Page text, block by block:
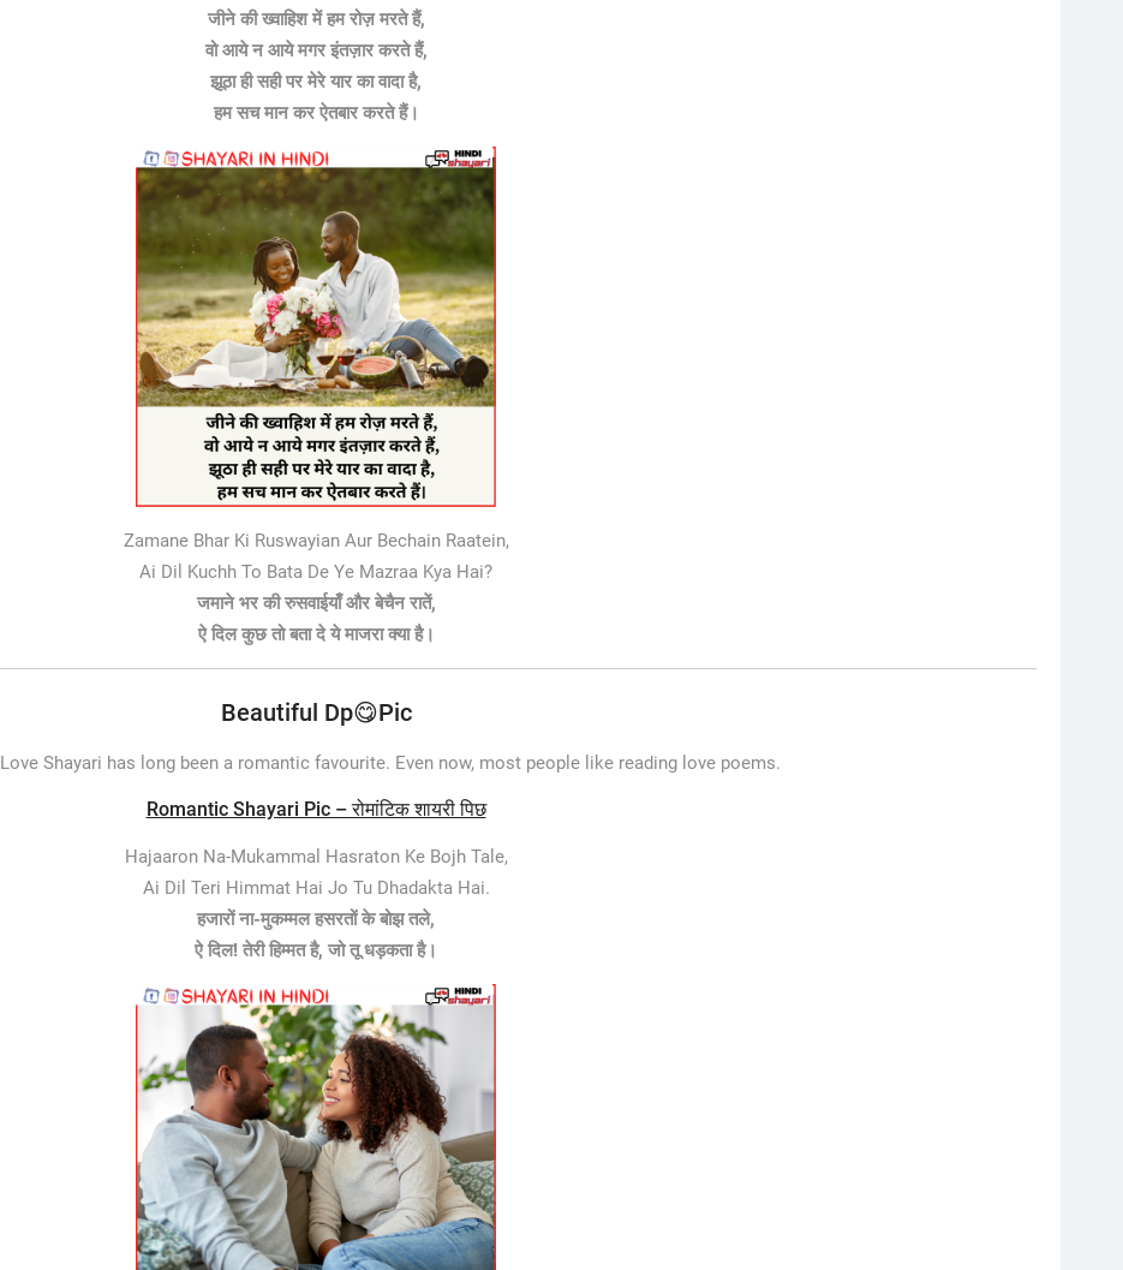
जीने की ख्वाहिश में हम रोज़ मरते हैं,
वो आये न आये मगर इंतज़ार करते हैं,
झूठा ही सही पर मेरे यार का वादा है,
हम सच मान कर ऐतबार करते हैं।
Zamane Bhar Ki Ruswayian Aur Bechain Raatein,
Ai Dil Kuchh To Bata De Ye Mazraa Kya Hai?
जमाने भर की रुसवाईयाँ और बेचैन रातें,
ऐ दिल कुछ तो बता दे ये माजरा क्या है।
Beautiful Dp😋Pic
Love Shayari has long been a romantic favourite. Even now, most people like reading love poems.
Romantic Shayari Pic – रोमांटिक शायरी पिछ
Hajaaron Na-Mukammal Hasraton Ke Bojh Tale,
Ai Dil Teri Himmat Hai Jo Tu Dhadakta Hai.
हजारों ना-मुकम्मल हसरतों के बोझ तले,
ऐ दिल! तेरी हिम्मत है, जो तू धड़कता है।